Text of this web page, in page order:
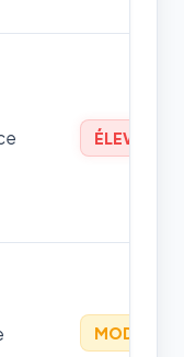
ÉLEVÉ
MODÉRÉ